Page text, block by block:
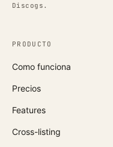
Discogs.
PRODUCTO
Como funciona
Precios
Features
Cross-listing